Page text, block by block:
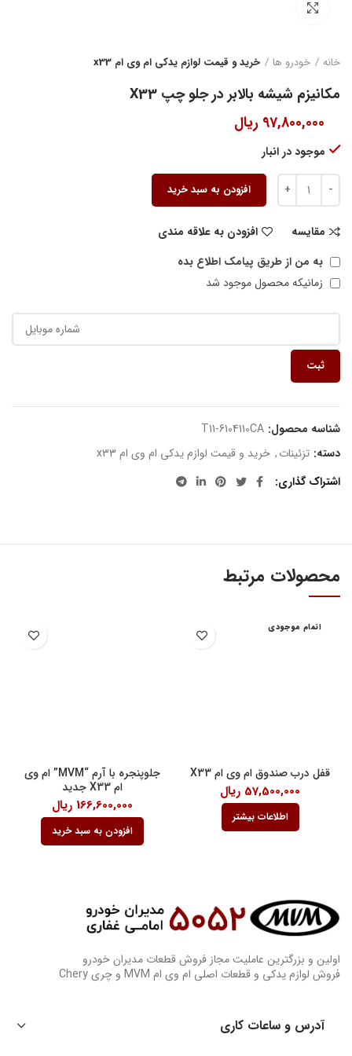
خانه خودرو ها خرید و قیمت لوازم یدکی ام وی ام x33
مکانیزم شیشه بالابر در جلو چپ X33
97,800,000 ریال
موجود در انبار
افزودن به سبد خرید
مقایسه
افزودن به علاقه مندی
به من از طریق پیامک اطلاع بده
زمانیکه محصول موجود شد
ثبت
شناسه محصول: T11-6104110CA
دسته: تزئینات, خرید و قیمت لوازم یدکی ام وی ام x33
اشتراک گذاری
محصولات مرتبط
اتمام موجودی
قفل درب صندوق ام وی ام X33
57,500,000 ریال
اطلاعات بیشتر
جلوپنجره با آرم “MVM” ام وی
ام X33 جدید
166,600,000 ریال
افزودن به سبد خرید
اولین و بزرگترین عاملیت مجاز فروش قطعات مدیران خودرو
فروش لوازم یدکی و قطعات اصلی ام وی ام MVM و چری Chery
آدرس و ساعات کاری